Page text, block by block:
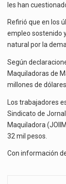
les han
Refirió que en los
empleo sostenido
natural por la
Según
Maquiladoras de
millones de
Los trabajadores
Sindicato de
Maquiladora
32 mil pesos.
Con información